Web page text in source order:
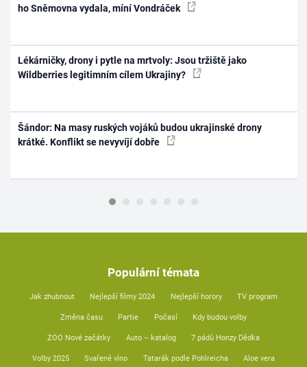
ho Sněmovna vydala, míní Vondráček
Lékárničky, drony i pytle na mrtvoly: Jsou tržiště jako
Wildberries legitimním cílem Ukrajiny?
Šándor: Na masy ruských vojáků budou ukrajinské drony
krátké. Konflikt se nevyvíjí dobře
Populární témata
Jak zhubnout Nejlepší filmy 2024 Nejlepší horory TV program
Změna času Partie Počasí Kdy budou volby
ZOO Nové začátky Auto – katalog 7 pádů Honzy Dědka
Volby 2025 Svařené víno Tatarák podle Pohlreicha Aloe vera